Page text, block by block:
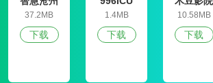
时可用。
3. 技术创新：利用技术分析工具、高级实时订单表和由
交易图表开展行情分析。
37.2MB
下载
1.4MB
下载
10.58MB
下载